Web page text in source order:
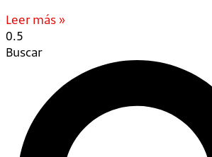
Leer más »
Buscar